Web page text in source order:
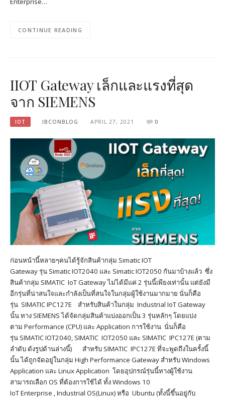
CONTINUE READING
IIOT Gateway เล็กและแรงที่สุด
จาก SIEMENS
IOT IBCONBLOG APRIL 27, 2021 0
ก่อนหน้านี้หลายๆคนได้รู้จักสินค้ากลุ่ม Simatic IOT
Gateway รุ่น Simatic IOT2040 และ Simatic IOT2050 กันมาบ้างแล้ว ซึ่ง
สินค้ากลุ่ม SIMATIC IoT Gateway ไม่ได้มีแค่ 2 รุ่นนี้เพียงเท่านั้น แต่ยังมี
อีกรุ่นที่น่าสนใจและกำลังเป็นที่สนใจในกลุ่มผู้ใช้งานมากมาย นั่นก็คือ
รุ่น SIMATIC IPC127E สำหรับสินค้าในกลุ่ม Industrial IoT Gateway
นั้น ทาง SIEMENS ได้จัดกลุ่มสินค้าแบ่งออกเป็น 3 รุ่นหลักๆ โดยแบ่ง
ตาม Performance (CPU) และ Application การใช้งาน นั่นก็คือ
รุ่น SIMATIC IOT2040, SIMATIC IOT2050 และ SIMATIC IPC127E (ตาม
ลำดับ ดังรูปด้านล่างนี้) สำหรับ SIMATIC IPC127E ที่จะพูดถึงในครั้งนี้
นั้น ได้ถูกจัดอยู่ในกลุ่ม High Performance Gateway สำหรับ Windows
Application และ Linux Application โดยอุปกรณ์รุ่นนี้ทางผู้ใช้งาน
สามารถเลือก OS ที่ต้องการใช้ได้ ทั้ง Windows 10
IoT Enterprise , Industrial OS(Linux) หรือ Ubuntu (ทั้งนี้ขึ้นอยู่กับ